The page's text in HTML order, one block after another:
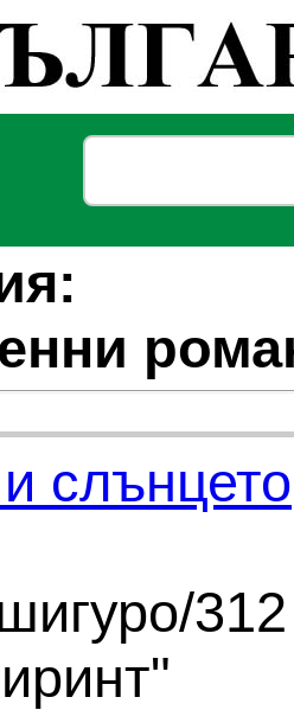
слънцето